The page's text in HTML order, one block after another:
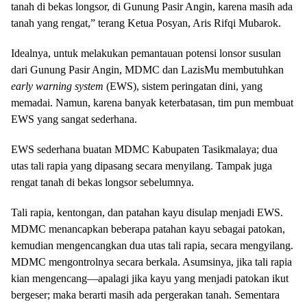
tanah di bekas longsor, di Gunung Pasir Angin, karena masih ada
tanah yang rengat,” terang Ketua Posyan, Aris Rifqi Mubarok.
Idealnya, untuk melakukan pemantauan potensi lonsor susulan
dari Gunung Pasir Angin, MDMC dan LazisMu membutuhkan
early warning system (EWS), sistem peringatan dini, yang
memadai. Namun, karena banyak keterbatasan, tim pun membuat
EWS yang sangat sederhana.
EWS sederhana buatan MDMC Kabupaten Tasikmalaya; dua
utas tali rapia yang dipasang secara menyilang. Tampak juga
rengat tanah di bekas longsor sebelumnya.
Tali rapia, kentongan, dan patahan kayu disulap menjadi EWS.
MDMC menancapkan beberapa patahan kayu sebagai patokan,
kemudian mengencangkan dua utas tali rapia, secara mengyilang.
MDMC mengontrolnya secara berkala. Asumsinya, jika tali rapia
kian mengencang—apalagi jika kayu yang menjadi patokan ikut
bergeser; maka berarti masih ada pergerakan tanah. Sementara